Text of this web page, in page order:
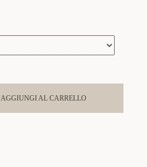
AGGIUNGI AL CARRELLO